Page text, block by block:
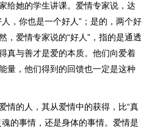
给她的学生讲课。爱情专家说，达
，你也是一个好人”；是的，两个好
，爱情专家说的“好人”，指的是通透
真与善才是爱的本质。他们向爱着
量，他们得到的回馈也一定是这种
情的人，其从爱情中的获得，比“真
的事情，还是身体的事情。爱情是